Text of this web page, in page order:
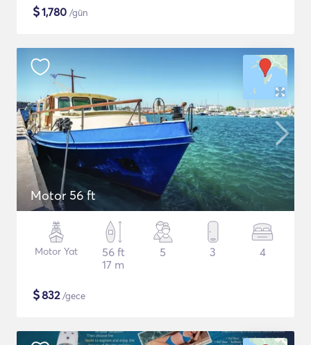
$1,780 /gün
Motor 56 ft
Motor Yat
56 ft
17 m
5 3 4
$832/gece